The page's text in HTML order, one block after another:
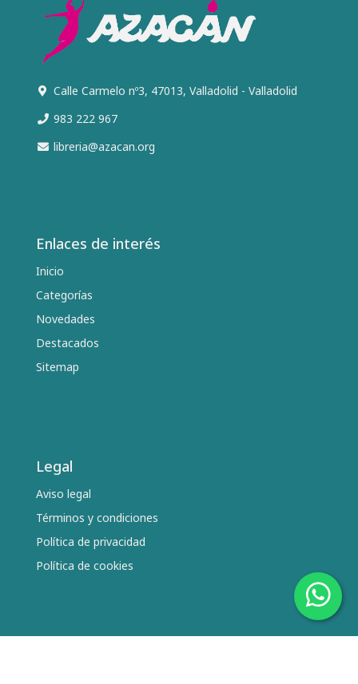
Calle Carmelo nº3, 47013, Valladolid - Valladolid
983 222 967
libreria@azacan.org
Enlaces de interés
Inicio
Categorías
Novedades
Destacados
Sitemap
Legal
Aviso legal
Términos y condiciones
Política de privacidad
Política de cookies